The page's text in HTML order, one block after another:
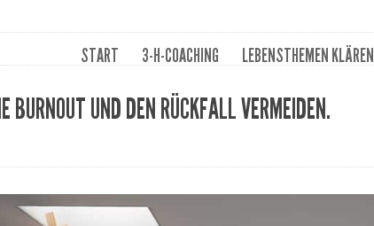
START 3-H-COACHING LEBENSTHEMEN KLÄREN
BURNOUT UND DEN RÜCKFALL VERMEIDEN.